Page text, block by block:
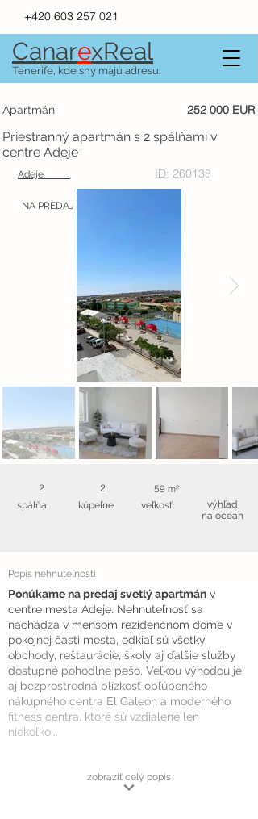
+420 603 257 021
CanarexReal
Tenerife, kde sny majú adresu.
Apartmán 252 000 EUR
Priestranný apartmán s 2 spálňami v
centre Adeje
Adeje ID: 260138
NA PREDAJ
2
spálňa
2
kúpeľne
59 m²
veľkosť
výhľad
na oceán
Popis nehnuteľnosti
Ponúkame na predaj svetlý apartmán v
centre mesta Adeje. Nehnuteľnosť sa
nachádza v menšom rezidenčnom dome v
pokojnej časti mesta, odkiaľ sú všetky
obchody, reštaurácie, školy aj ďalšie služby
dostupné pohodlne pešo. Veľkou výhodou je
aj bezprostredná blízkosť obľúbeného
nákupného centra El Galeón a moderného
fitness centra, ktoré sú vzdialené len
niekoľko...
zobraziť celý popis